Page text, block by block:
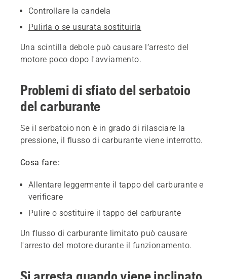
Controllare la candela
Pulirla o se usurata sostituirla
Una scintilla debole può causare l’arresto del
motore poco dopo l'avviamento.
Problemi di sfiato del serbatoio
del carburante
Se il serbatoio non è in grado di rilasciare la
pressione, il flusso di carburante viene interrotto.
Cosa fare:
Allentare leggermente il tappo del carburante e
verificare
Pulire o sostituire il tappo del carburante
Un flusso di carburante limitato può causare
l'arresto del motore durante il funzionamento.
Si arresta quando viene inclinato